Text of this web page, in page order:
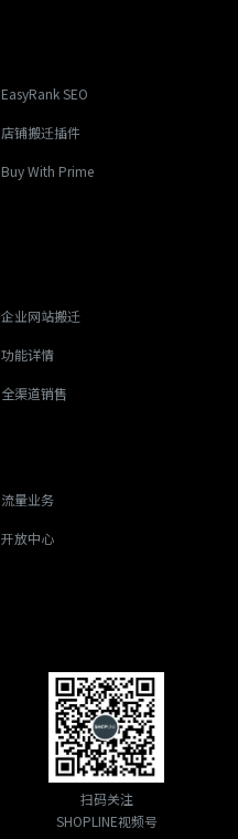
EasyRank SEO
店铺搬迁插件
Buy With Prime
企业网站搬迁
功能详情
全渠道销售
流量业务
开放中心
扫码关注
SHOPLINE视频号